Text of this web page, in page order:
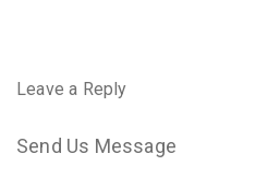
Leave a Reply
Send Us Message